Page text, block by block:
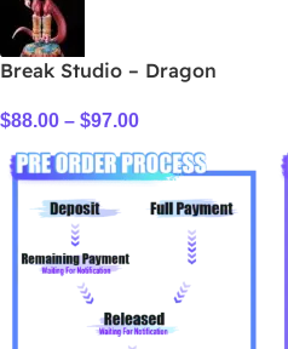
Break Studio – Dragon
$88.00 – $97.00